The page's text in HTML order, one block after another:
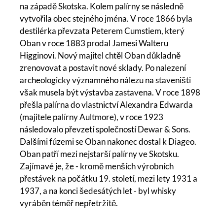
na západě Skotska. Kolem palírny se následně
vytvořila obec stejného jména. V roce 1866 byla
destilérka převzata Peterem Cumstiem, který
Oban v roce 1883 prodal Jamesi Walteru
Higginovi. Nový majitel chtěl Oban důkladně
zrenovovat a postavit nové sklady. Po nalezení
archeologicky významného nálezu na staveništi
však musela být výstavba zastavena. V roce 1898
přešla palírna do vlastnictví Alexandra Edwarda
(majitele palírny Aultmore), v roce 1923
následovalo převzetí společností Dewar & Sons.
Dalšími fúzemi se Oban nakonec dostal k Diageo.
Oban patří mezi nejstarší palírny ve Skotsku.
Zajímavé je, že - kromě menších výrobních
přestávek na počátku 19. století, mezi lety 1931 a
1937, a na konci šedesátých let - byl whisky
vyráběn téměř nepřetržitě.